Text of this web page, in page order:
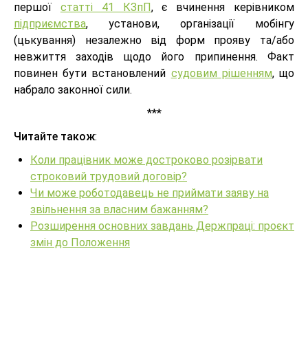
першої статті 41 КЗпП, є вчинення керівником
підприємства, установи, організації мобінгу
(цькування) незалежно від форм прояву та/або
невжиття заходів щодо його припинення. Факт
повинен бути встановлений судовим рішенням, що
набрало законної сили.
***
Читайте також:
Коли працівник може достроково розірвати
строковий трудовий договір?
Чи може роботодавець не приймати заяву на
звільнення за власним бажанням?
Розширення основних завдань Держпраці: проєкт
змін до Положення